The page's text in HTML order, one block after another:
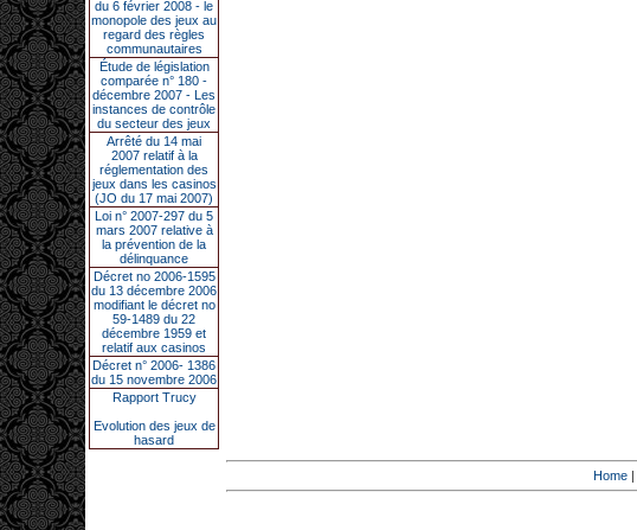
du 6 février 2008 - le
monopole des jeux au
regard des règles
communautaires
Étude de législation
comparée n° 180 -
décembre 2007 - Les
instances de contrôle
du secteur des jeux
Arrêté du 14 mai
2007 relatif à la
réglementation des
jeux dans les casinos
(JO du 17 mai 2007)
Loi n° 2007-297 du 5
mars 2007 relative à
la prévention de la
délinquance
Décret no 2006-1595
du 13 décembre 2006
modifiant le décret no
59-1489 du 22
décembre 1959 et
relatif aux casinos
Décret n° 2006- 1386
du 15 novembre 2006
Rapport Trucy
Evolution des jeux de
hasard
Home |